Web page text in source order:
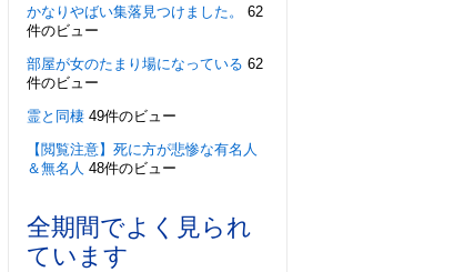
かなりやばい集落見つけました。
62
件のビュー
部屋が女のたまり場になっている 62
件のビュー
霊と同棲 49件のビュー
【閲覧注意】死に方が悲惨な有名人
＆無名人 48件のビュー
全期間でよく見られ
ています